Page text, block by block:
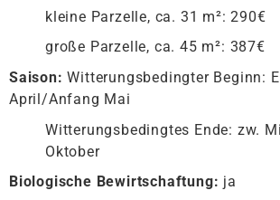
kleine Parzelle, ca. 31 m²: 290€
große Parzelle, ca. 45 m²: 387€
Saison:Witterungsbedingter Beginn:
April/Anfang Mai
Witterungsbedingtes Ende: zw.
Oktober
Biologische Bewirtschaftung: ja